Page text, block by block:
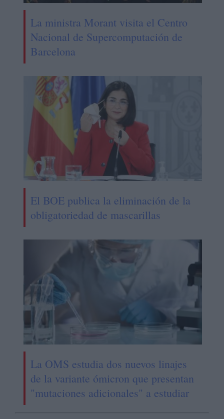
La ministra Morant visita el Centro
Nacional de Supercomputación de
Barcelona
El BOE publica la eliminación de la
obligatoriedad de mascarillas
La OMS estudia dos nuevos linajes
de la variante ómicron que presentan
"mutaciones adicionales" a estudiar